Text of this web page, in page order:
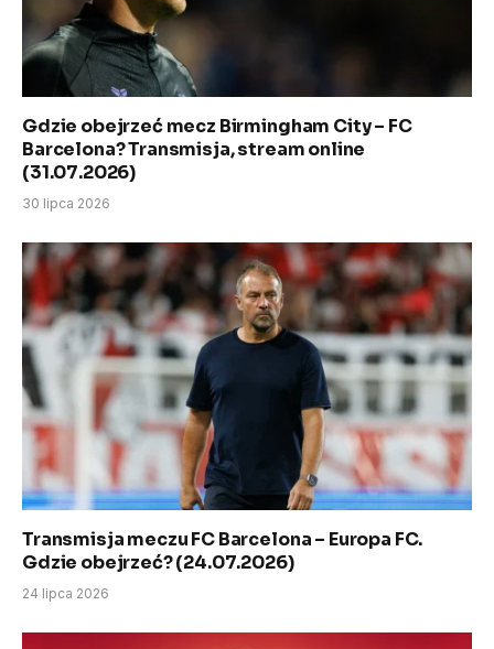
Gdzie obejrzeć mecz Birmingham City – FC
Barcelona? Transmisja, stream online
(31.07.2026)
30 lipca 2026
Transmisja meczu FC Barcelona – Europa FC.
Gdzie obejrzeć? (24.07.2026)
24 lipca 2026